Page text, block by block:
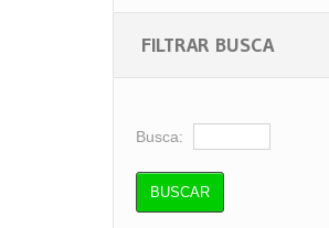
FILTRAR BUSCA
Busca: